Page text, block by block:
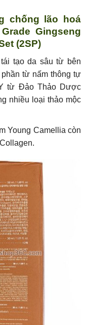
chống lão hoá
Gingseng
(2SP)
tạo da sâu từ bên
từ nấm thông tự
từ Đảo Thảo Dược
nhiều loại thảo mộc
Young Camellia còn